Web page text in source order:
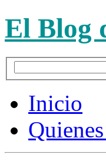
El Blog
Inicio